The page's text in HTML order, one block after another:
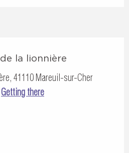
la lionnière
41110 Mareuil-sur-Cher
Getting there